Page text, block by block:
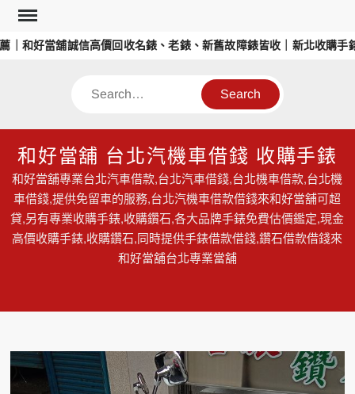
Skip
content
和好當舖誠信高價回收名錶、老錶、新舊故障錶皆收｜新北收購手
Search
和好當舖 台北汽機車借錢 收購手錶
和好當舖專業台北汽車借款,台北汽車借錢,台北機車借款,台北機
車借錢,提供免留車的服務,台北汽機車借款借錢來和好當舖可超
貸,另有專業收購手錶,收購鑽石,各大品牌手錶免費估價鑑定,現金
高價收購手錶,收購鑽石,同時提供手錶借款借錢,鑽石借款借錢來
和好當舖台北專業當舖